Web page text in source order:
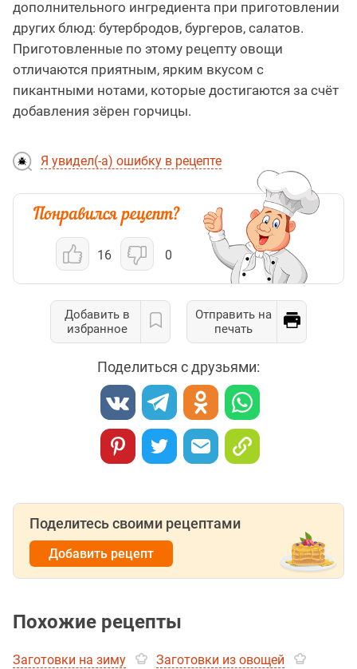
дополнительного ингредиента при приготовлении
других блюд: бутербродов, бургеров, салатов.
Приготовленные по этому рецепту овощи
отличаются приятным, ярким вкусом с
пикантными нотами, которые достигаются за счёт
добавления зёрен горчицы.
Я увидел(-а) ошибку в рецепте
16 0
Добавить в
избранное
Отправить на
печать
Поделиться с друзьями:
Поделитесь своими рецептами
Добавить рецепт
Похожие рецепты
Заготовки на зиму
Заготовки из овощей